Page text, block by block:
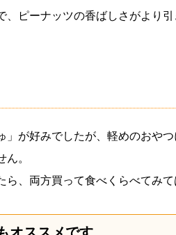
、ピーナッツの香ばしさがより引
」が好みでしたが、軽めのおや
。
ら、両方買って食べくらべてみて